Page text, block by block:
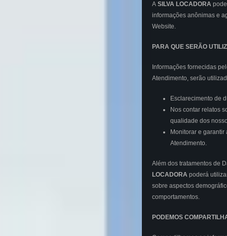
A SILVA LOCADORA
informações anônimas e
Website.
PARA QUE SERÃO
Informações fornecidas
Atendimento, serão
Esclarecimento de
Nos contar relatos
qualidade dos
Monitorar e
Atendimento.
Além dos tratamentos de
LOCADORA poderá
sobre aspectos
comportamentos.
PODEMOS